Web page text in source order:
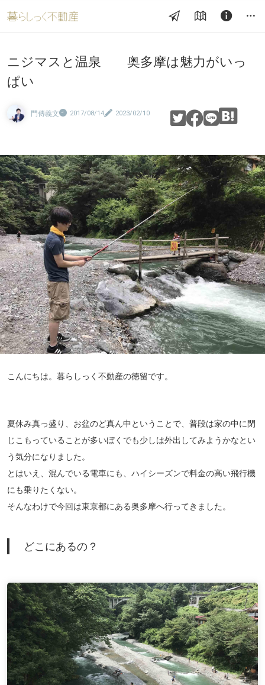
ニジマスと温泉 奥多摩は魅力がいっ
ぱい
門傳義文 2017/08/14 2023/02/10
こんにちは。暮らしっく不動産の徳留です。
夏休み真っ盛り、お盆のど真ん中ということで、普段は家の中に閉
じこもっていることが多いぼくでも少しは外出してみようかなとい
う気分になりました。
とはいえ、混んでいる電車にも、ハイシーズンで料金の高い飛行機
にも乗りたくない。
そんなわけで今回は東京都にある奥多摩へ行ってきました。
どこにあるの？